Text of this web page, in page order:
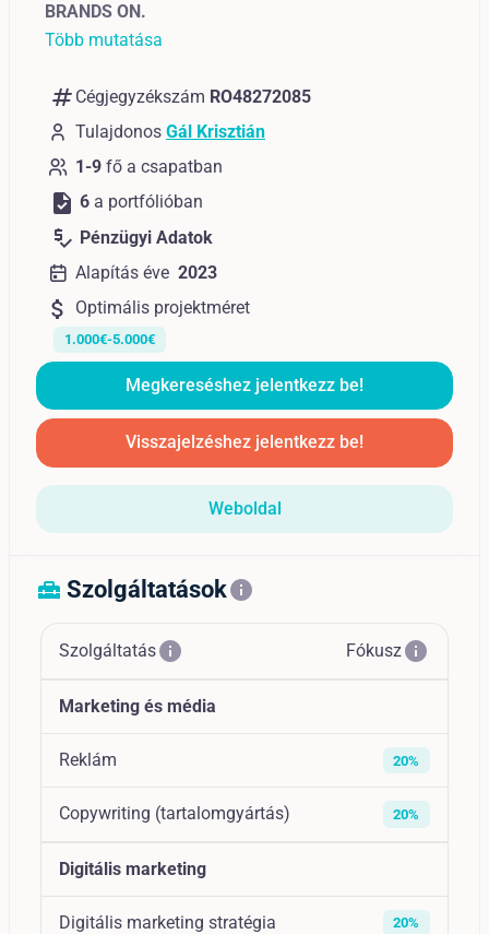
BRANDS ON.
Több mutatása
numbers Cégjegyzékszám RO48272085
Tulajdonos Gál Krisztián
1-9 fő a csapatban
task 6 a portfólióban
price_check Pénzügyi Adatok
Alapítás éve 2023
attach_money Optimális projektméret
1.000€-5.000€
Megkereséshez jelentkezz be!
Visszajelzéshez jelentkezz be!
Weboldal
home_repair_service Szolgáltatásokinfo
Szolgáltatásinfo Fókuszinfo
Marketing és média
Reklám 20%
Copywriting (tartalomgyártás) 20%
Digitális marketing
Digitális marketing stratégia 20%